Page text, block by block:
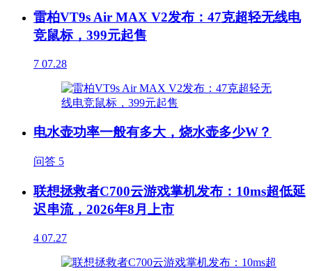
雷柏VT9s Air MAX V2发布：47克超轻无线电
竞鼠标，399元起售
7 07.28
电水壶功率一般有多大，烧水壶多少W？
问答 5
联想拯救者C700云游戏掌机发布：10ms超低延
迟串流，2026年8月上市
4 07.27